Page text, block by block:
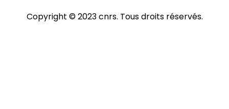
Copyright © 2023 cnrs. Tous droits réservés.